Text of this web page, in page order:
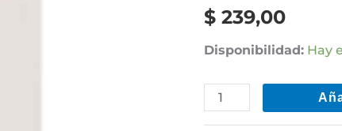
$239,00
Disponibilidad: Hay
Contacto
cantidad